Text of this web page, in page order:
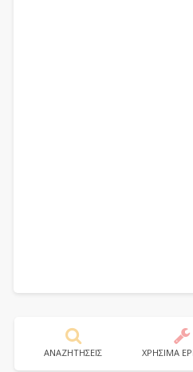
ΑΝΑΖΗΤΗΣΕΙΣ ΧΡΗΣΙΜΑ